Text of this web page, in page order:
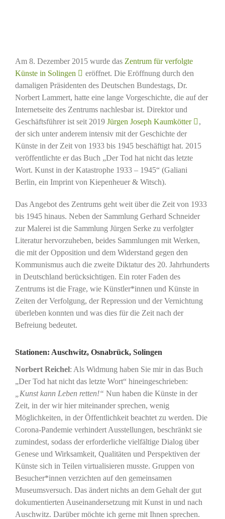
Am 8. Dezember 2015 wurde das Zentrum für verfolgte
Künste in Solingen
eröffnet. Die Eröffnung durch den
damaligen Präsidenten des Deutschen Bundestags, Dr.
Norbert Lammert, hatte eine lange Vorgeschichte, die auf der
Internetseite des Zentrums nachlesbar ist. Direktor und
Geschäftsführer ist seit 2019 Jürgen Joseph Kaumkötter
,
der sich unter anderem intensiv mit der Geschichte der
Künste in der Zeit von 1933 bis 1945 beschäftigt hat. 2015
veröffentlichte er das Buch „Der Tod hat nicht das letzte
Wort. Kunst in der Katastrophe 1933 – 1945“ (Galiani
Berlin, ein Imprint von Kiepenheuer & Witsch).
Das Angebot des Zentrums geht weit über die Zeit von 1933
bis 1945 hinaus. Neben der Sammlung Gerhard Schneider
zur Malerei ist die Sammlung Jürgen Serke zu verfolgter
Literatur hervorzuheben, beides Sammlungen mit Werken,
die mit der Opposition und dem Widerstand gegen den
Kommunismus auch die zweite Diktatur des 20. Jahrhunderts
in Deutschland berücksichtigen. Ein roter Faden des
Zentrums ist die Frage, wie Künstler*innen und Künste in
Zeiten der Verfolgung, der Repression und der Vernichtung
überleben konnten und was dies für die Zeit nach der
Befreiung bedeutet.
Stationen: Auschwitz, Osnabrück, Solingen
Norbert Reichel: Als Widmung haben Sie mir in das Buch
„Der Tod hat nicht das letzte Wort“ hineingeschrieben:
„Kunst kann Leben retten!“ Nun haben die Künste in der
Zeit, in der wir hier miteinander sprechen, wenig
Möglichkeiten, in der Öffentlichkeit beachtet zu werden. Die
Corona-Pandemie verhindert Ausstellungen, beschränkt sie
zumindest, sodass der erforderliche vielfältige Dialog über
Genese und Wirksamkeit, Qualitäten und Perspektiven der
Künste sich in Teilen virtualisieren musste. Gruppen von
Besucher*innen verzichten auf den gemeinsamen
Museumsversuch. Das ändert nichts an dem Gehalt der gut
dokumentierten Auseinandersetzung mit Kunst in und nach
Auschwitz. Darüber möchte ich gerne mit Ihnen sprechen.